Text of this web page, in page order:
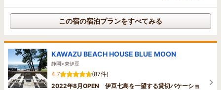
この宿の宿泊プランをすべてみる
KAWAZU BEACH HOUSE BLUE MOON
静岡>東伊豆
4.7
(87件)
2022年8月OPEN 伊豆七島を一望する貸切バケーショ